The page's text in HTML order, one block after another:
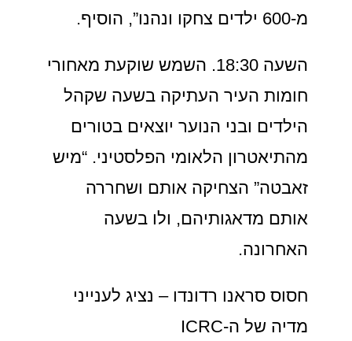
מ-600 ילדים צחקו ונהנו”, הוסיף.
השעה 18:30. השמש שוקעת מאחורי
חומות העיר העתיקה בשעה שקהל
הילדים ובני הנוער יוצאים בטורים
מהתיאטרון הלאומי הפלסטיני. “מיש
זאבטה” הצחיקה אותם ושחררה
אותם מדאגותיהם, ולו בשעה
האחרונה.
חסוס סראנו רדונדו – נציג לענייני
מדיה של ה-ICRC